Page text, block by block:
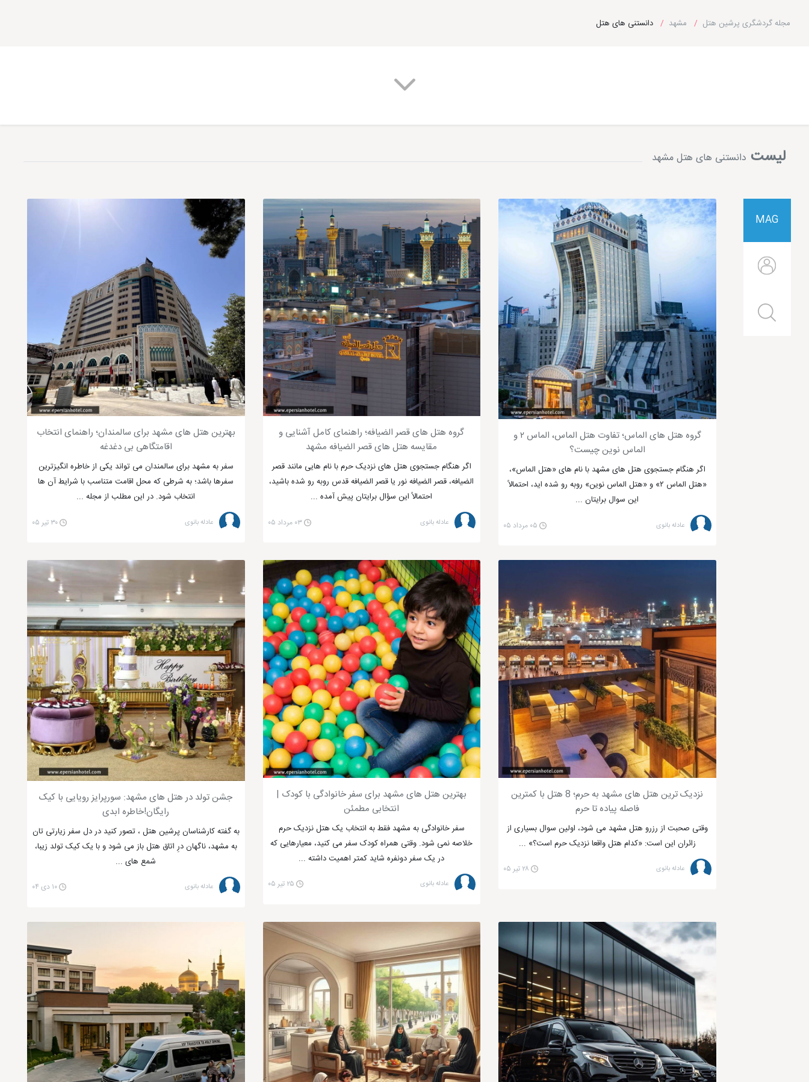
مجله گردشگری پرشین هتل مشهد دانستنی های هتل
لیست دانستنی های هتل مشهد
MAG
گروه هتل های الماس؛ تفاوت هتل الماس، الماس ۲ و
الماس نوین چیست؟
اگر هنگام جستجوی هتل های مشهد با نام های «هتل الماس»،
«هتل الماس ۲» و «هتل الماس نوین» روبه رو شده اید، احتمالاً
این سوال برایتان ...
عادله بانوی ۰۵ مرداد ۰۵
گروه هتل های قصر الضیافه؛ راهنمای کامل آشنایی و
مقایسه هتل های قصر الضیافه مشهد
اگر هنگام جستجوی هتل های نزدیک حرم با نام هایی مانند قصر
الضیافه، قصر الضیافه نور یا قصر الضیافه قدس روبه رو شده باشید،
احتمالاً این سؤال برایتان پیش آمده ...
عادله بانوی ۰۳ مرداد ۰۵
بهترین هتل های مشهد برای سالمندان؛ راهنمای انتخاب
اقامتگاهی بی دغدغه
سفر به مشهد برای سالمندان می تواند یکی از خاطره انگیزترین
سفرها باشد؛ به شرطی که محل اقامت متناسب با شرایط آن ها
انتخاب شود. در این مطلب از مجله ...
عادله بانوی ۳۰ تیر ۰۵
نزدیک ترین هتل های مشهد به حرم؛ 8 هتل با کمترین
فاصله پیاده تا حرم
وقتی صحبت از رزرو هتل مشهد می شود، اولین سوال بسیاری از
زائران این است: «کدام هتل واقعا نزدیک حرم است؟» ...
عادله بانوی ۲۸ تیر ۰۵
بهترین هتل های مشهد برای سفر خانوادگی با کودک |
انتخابی مطمئن
سفر خانوادگی به مشهد فقط به انتخاب یک هتل نزدیک حرم
خلاصه نمی شود. وقتی همراه کودک سفر می کنید، معیارهایی که
در یک سفر دونفره شاید کمتر اهمیت داشته ...
عادله بانوی ۲۵ تیر ۰۵
جشن تولد در هتل های مشهد: سورپرایز رویایی با کیک
رایگان!خاطره ابدی
به گفته کارشناسان پرشین هتل ، تصور کنید در دل سفر زیارتی تان
به مشهد، ناگهان درِ اتاق هتل باز می شود و با یک کیک تولد زیبا،
شمع های ...
عادله بانوی ۱۰ دی ۰۴